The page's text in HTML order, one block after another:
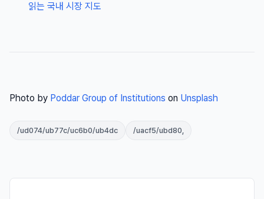
읽는 국내 시장 지도
Photo by Poddar Group of Institutions on Unsplash
/ud074/ub77c/uc6b0/ub4dc /uacf5/ubd80,